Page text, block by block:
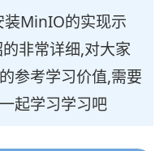
MinIO的实现示
非常详细,对大家
参考学习价值,需要
起学习学习吧